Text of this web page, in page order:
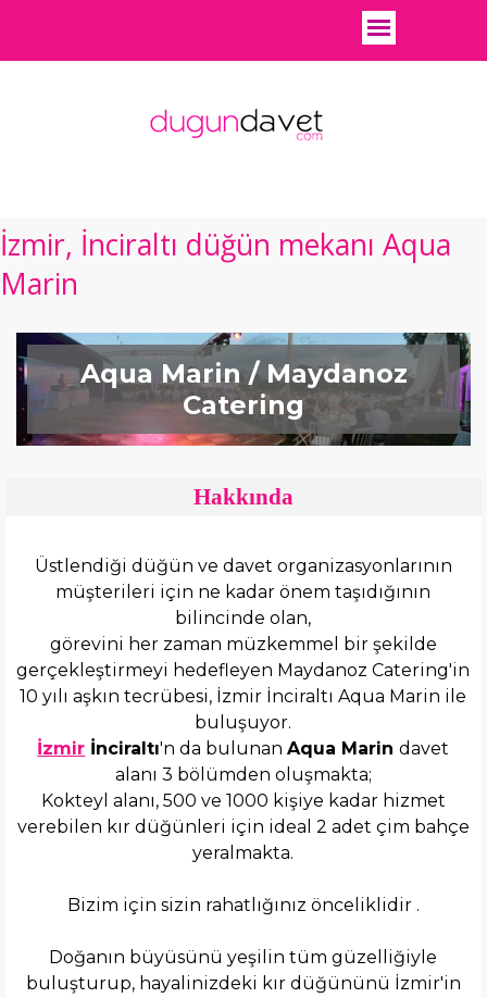
İzmir, İnciraltı düğün mekanı Aqua
Marin
Aqua Marin / Maydanoz
Catering
Hakkında
Üstlendiği düğün ve davet organizasyonlarının
müşterileri için ne kadar önem taşıdığının
bilincinde olan,
görevini her zaman müzkemmel bir şekilde
gerçekleştirmeyi hedefleyen Maydanoz Catering'in
10 yılı aşkın tecrübesi, İzmir İnciraltı Aqua Marin ile
buluşuyor.
İzmir İnciraltı'n da bulunanAqua Marindavet
alanı 3 bölümden oluşmakta;
Kokteyl alanı, 500 ve 1000 kişiye kadar hizmet
verebilen kır düğünleri için ideal 2 adet çim bahçe
yeralmakta.
Bizim için sizin rahatlığınız önceliklidir .
Doğanın büyüsünü yeşilin tüm güzelliğiyle
buluşturup, hayalinizdeki kır düğününü İzmir'in